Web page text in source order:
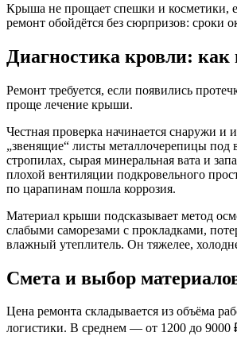
Крыша не прощает спешки и косметики,
ремонт обойдётся без сюрпризов: сроки
Диагностика кровли: как
Ремонт требуется, если появились
проще лечение крыши.
Честная проверка начинается снаружи
„звенящие“ листы металлочерепицы
стропилах, сырая минеральная вата и
плохой вентиляции подкровельного
по царапинам пошла коррозия.
Материал крыши подсказывает метод
слабыми саморезами с прокладками,
влажный утеплитель. Он тяжелее,
Смета и выбор
Цена ремонта складывается из объёма
логистики. В среднем — от 1200 до 9000